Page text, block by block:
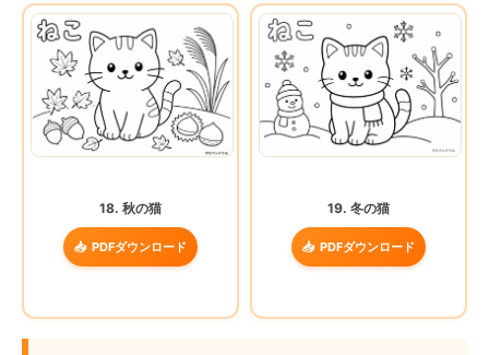
18. 秋の猫
PDFダウンロード
19. 冬の猫
PDFダウンロード